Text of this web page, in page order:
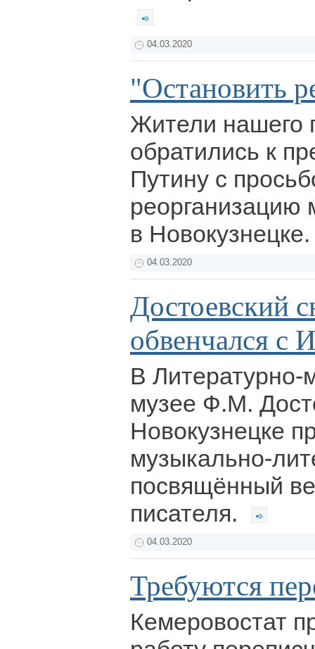
04.03.2020
"Остановить
Жители нашего
обратились к
Путину с
реорганизацию
в
04.03.2020
Достоевский
обвенчался с
В
музее Ф.М.
Новокузнецке
музыкально-
посвящённый
писателя.
04.03.2020
Требуются
Кемеровостат